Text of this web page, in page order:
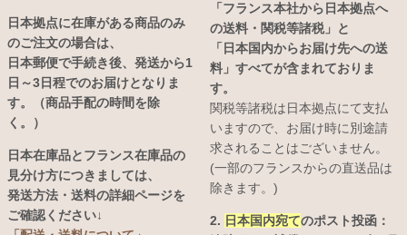
日本拠点に在庫がある商品のみ
のご注文の場合は、
日本郵便で手続き後、発送から1
日～3日程でのお届けとなりま
す。（商品手配の時間を除
く。）
日本在庫品とフランス在庫品の
見分け方につきましては、
発送方法・送料の詳細ページを
ご確認ください↓
「フランス本社から日本拠点へ
の送料・関税等諸税」と
「日本国内からお届け先への送
料」すべてが含まれておりま
す。
関税等諸税は日本拠点にて支払
いますので、お届け時に別途請
求されることはございません。
(一部のフランスからの直送品は
除きます。)
2. 日本国内宛てのポスト投函：